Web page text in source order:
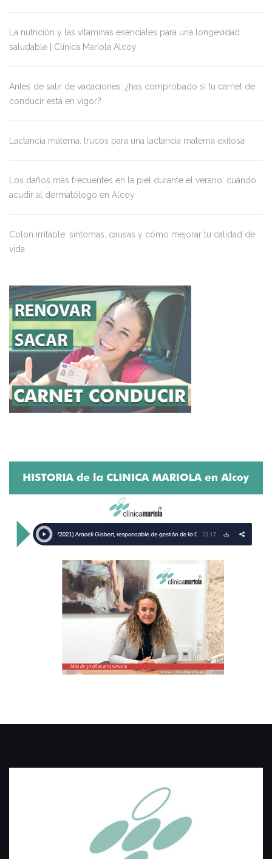
La nutrición y las vitaminas esenciales para una longevidad
saludable | Clínica Mariola Alcoy
Antes de salir de vacaciones: ¿has comprobado si tu carnet de
conducir está en vigor?
Lactancia materna: trucos para una lactancia materna exitosa
Los daños más frecuentes en la piel durante el verano: cuándo
acudir al dermatólogo en Alcoy
Colon irritable: síntomas, causas y cómo mejorar tu calidad de
vida